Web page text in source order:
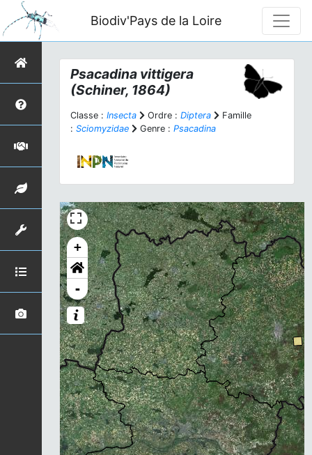
Biodiv'Pays de la Loire
Psacadina vittigera
(Schiner, 1864)
Classe : Insecta Ordre : Diptera
Famille
: Sciomyzidae Genre : Psacadina
+
-